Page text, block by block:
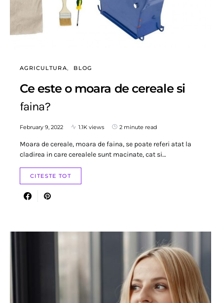
AGRICULTURA BLOG
Ce este o moara de cereale si
faina?
February 9, 2022 1.1K views 2 minute read
Moara de cereale, moara de faina, se poate referi atat la
cladirea in care cerealele sunt macinate, cat si…
CITESTE TOT